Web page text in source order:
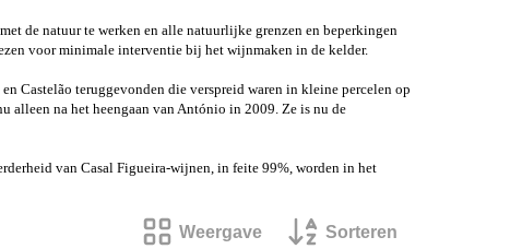
de natuur te werken en alle natuurlijke grenzen en beperkingen
voor minimale interventie bij het wijnmaken in de kelder.
Castelão teruggevonden die verspreid waren in kleine percelen op
alleen na het heengaan van António in 2009. Ze is nu de
van Casal Figueira-wijnen, in feite 99%, worden in het
Weergave Sorteren